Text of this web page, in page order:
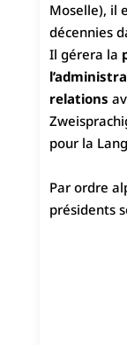
Moselle), il
décennies
Il gérera la
relations
pour la
Par ordre
présidents